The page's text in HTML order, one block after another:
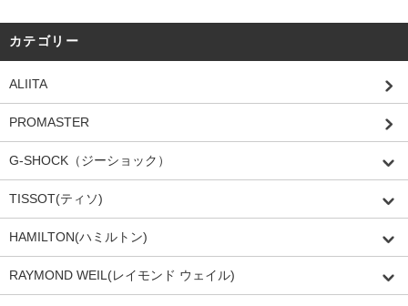
カテゴリー
ALIITA
PROMASTER
G-SHOCK（ジーショック）
TISSOT(ティソ)
HAMILTON(ハミルトン)
RAYMOND WEIL(レイモンド ウェイル)